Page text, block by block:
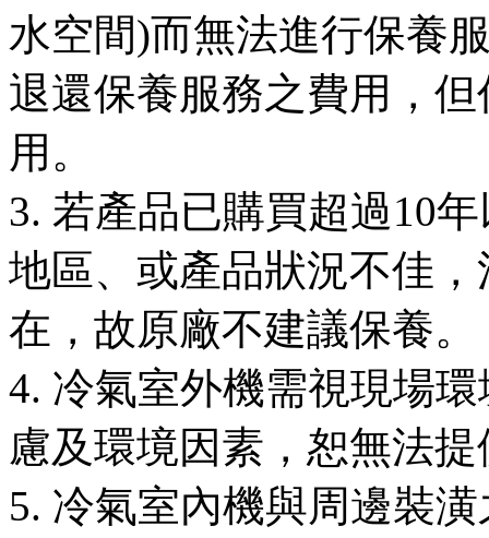
水空間)而無法進行保養
退還保養服務之費用，
用。
3. 若產品已購買超過10
地區、或產品狀況不佳
在，故原廠不建議保養。
4. 冷氣室外機需視現場
慮及環境因素，恕無法
5. 冷氣室內機與周邊裝